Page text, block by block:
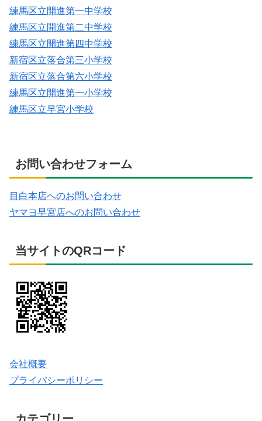
練馬区立開進第一中学校
練馬区立開進第二中学校
練馬区立開進第四中学校
新宿区立落合第三小学校
新宿区立落合第六小学校
練馬区立開進第一小学校
練馬区立早宮小学校
お問い合わせフォーム
目白本店へのお問い合わせ
ヤマヨ早宮店へのお問い合わせ
当サイトのQRコード
会社概要
プライバシーポリシー